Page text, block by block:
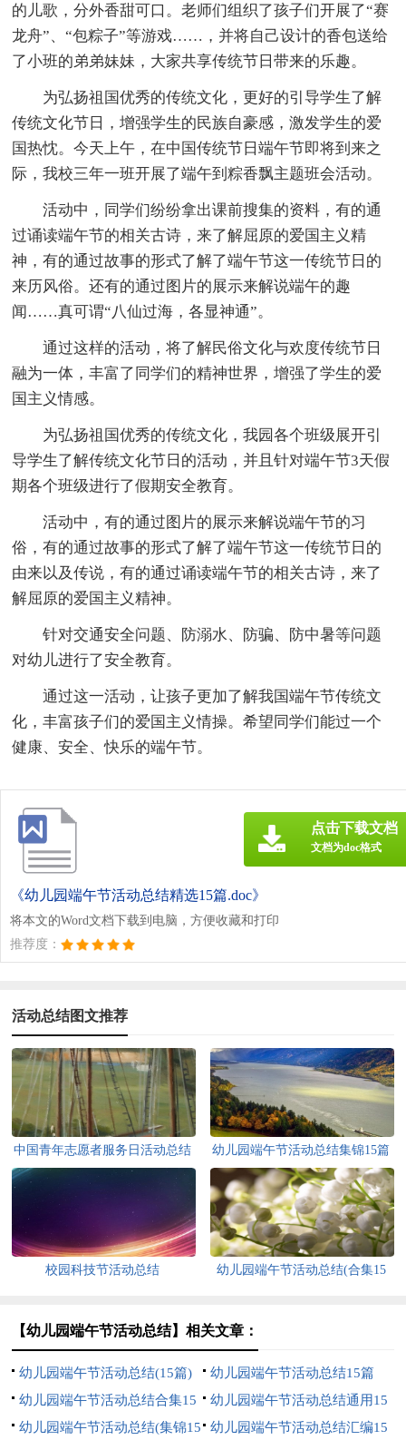
的儿歌，分外香甜可口。老师们组织了孩子们开展了“赛
龙舟”、“包粽子”等游戏……，并将自己设计的香包送给
了小班的弟弟妹妹，大家共享传统节日带来的乐趣。
为弘扬祖国优秀的传统文化，更好的引导学生了解
传统文化节日，增强学生的民族自豪感，激发学生的爱
国热忱。今天上午，在中国传统节日端午节即将到来之
际，我校三年一班开展了端午到粽香飘主题班会活动。
活动中，同学们纷纷拿出课前搜集的资料，有的通
过诵读端午节的相关古诗，来了解屈原的爱国主义精
神，有的通过故事的形式了解了端午节这一传统节日的
来历风俗。还有的通过图片的展示来解说端午的趣
闻……真可谓“八仙过海，各显神通”。
通过这样的活动，将了解民俗文化与欢度传统节日
融为一体，丰富了同学们的精神世界，增强了学生的爱
国主义情感。
为弘扬祖国优秀的传统文化，我园各个班级展开引
导学生了解传统文化节日的活动，并且针对端午节3天假
期各个班级进行了假期安全教育。
活动中，有的通过图片的展示来解说端午节的习
俗，有的通过故事的形式了解了端午节这一传统节日的
由来以及传说，有的通过诵读端午节的相关古诗，来了
解屈原的爱国主义精神。
针对交通安全问题、防溺水、防骗、防中暑等问题
对幼儿进行了安全教育。
通过这一活动，让孩子更加了解我国端午节传统文
化，丰富孩子们的爱国主义情操。希望同学们能过一个
健康、安全、快乐的端午节。
《幼儿园端午节活动总结精选15篇.doc》
将本文的Word文档下载到电脑，方便收藏和打印
推荐度：
点击下载文档
文档为doc格式
活动总结图文推荐
中国青年志愿者服务日活动总结 幼儿园端午节活动总结集锦15篇
校园科技节活动总结
幼儿园端午节活动总结(合集15
【幼儿园端午节活动总结】相关文章：
幼儿园端午节活动总结(15篇)
幼儿园端午节活动总结15篇
幼儿园端午节活动总结合集15
篇
幼儿园端午节活动总结通用15
篇
幼儿园端午节活动总结(集锦15 幼儿园端午节活动总结汇编15